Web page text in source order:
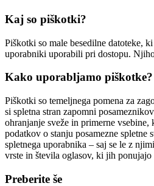
Kaj so piškotki?
Piškotki so male besedilne datoteke,
uporabniki uporabili pri dostopu.
Kako uporabljamo piškotke?
Piškotki so temeljnega pomena za
si spletna stran zapomni
ohranjanje sveže in primerne
podatkov o stanju posamezne
spletnega uporabnika – saj se le z
vrste in števila oglasov, ki jih
Preberite še